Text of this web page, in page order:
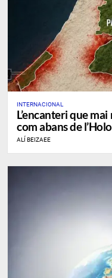
INTERNACIONAL
L’encanteri que
com abans de
ALÍ BEIZAEE